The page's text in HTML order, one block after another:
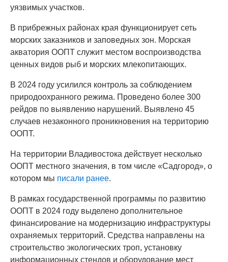
уязвимых участков.
В прибрежных районах края функционирует сеть
морских заказников и заповедных зон. Морская
акватория ООПТ служит местом воспроизводства
ценных видов рыб и морских млекопитающих.
В 2024 году усилился контроль за соблюдением
природоохранного режима. Проведено более 300
рейдов по выявлению нарушений. Выявлено 45
случаев незаконного проникновения на территорию
ООПТ.
На территории Владивостока действует несколько
ООПТ местного значения, в том числе «Садгород», о
котором мы писали ранее.
В рамках государственной программы по развитию
ООПТ в 2024 году выделено дополнительное
финансирование на модернизацию инфраструктуры
охраняемых территорий. Средства направлены на
строительство экологических троп, установку
информационных стендов и оборудование мест